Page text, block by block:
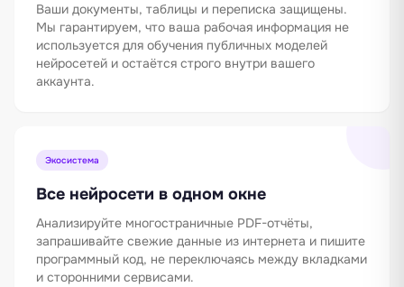
Ваши документы, таблицы и переписка защищены.
Мы гарантируем, что ваша рабочая информация не
используется для обучения публичных моделей
нейросетей и остаётся строго внутри вашего
аккаунта.
Экосистема
Все нейросети в одном окне
Анализируйте многостраничные PDF-отчёты,
запрашивайте свежие данные из интернета и пишите
программный код, не переключаясь между вкладками
и сторонними сервисами.